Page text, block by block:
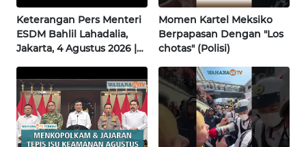
Keterangan Pers Menteri
ESDM Bahlil Lahadalia,
Jakarta, 4 Agustus 2026 |
Momen Kartel Meksiko
Berpapasan Dengan "Los
chotas" (Polisi)
WN
NTB
WN
SULTENG
WN
SULBAR